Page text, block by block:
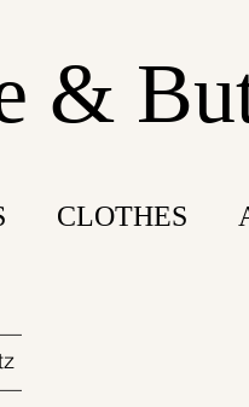
&
CLOTHES